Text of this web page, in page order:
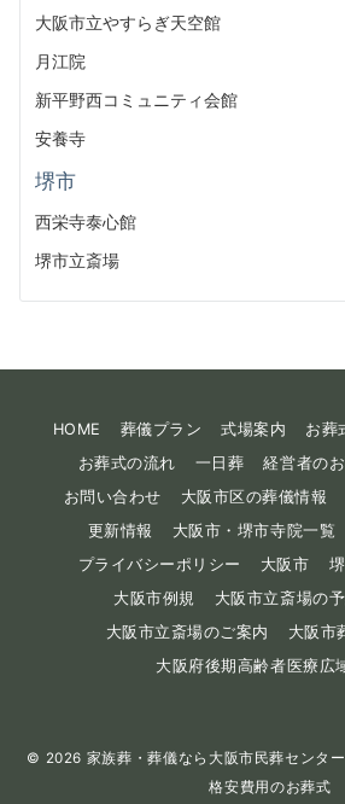
大阪市立やすらぎ天空館
月江院
新平野西コミュニティ会館
安養寺
堺市
西栄寺泰心館
堺市立斎場
HOME 葬儀プラン 式場案内 お葬
お葬式の流れ
一日葬 経営者の
お問い合わせ
大阪市区の葬儀情報
更新情報
大阪市・堺市寺院一覧
プライバシーポリシー
大阪市
大阪市例規
大阪市立斎場の
大阪市立斎場のご案内
大阪市
大阪府後期高齢者医療広
© 2026 家族葬・葬儀なら大阪市民葬センタ
格安費用のお葬式